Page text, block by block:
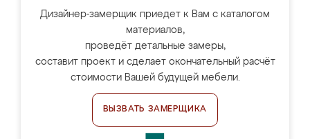
Дизайнер-замерщик приедет к Вам с каталогом
материалов,
проведёт детальные замеры,
составит проект и сделает окончательный расчёт
стоимости Вашей будущей мебели.
ВЫЗВАТЬ ЗАМЕРЩИКА